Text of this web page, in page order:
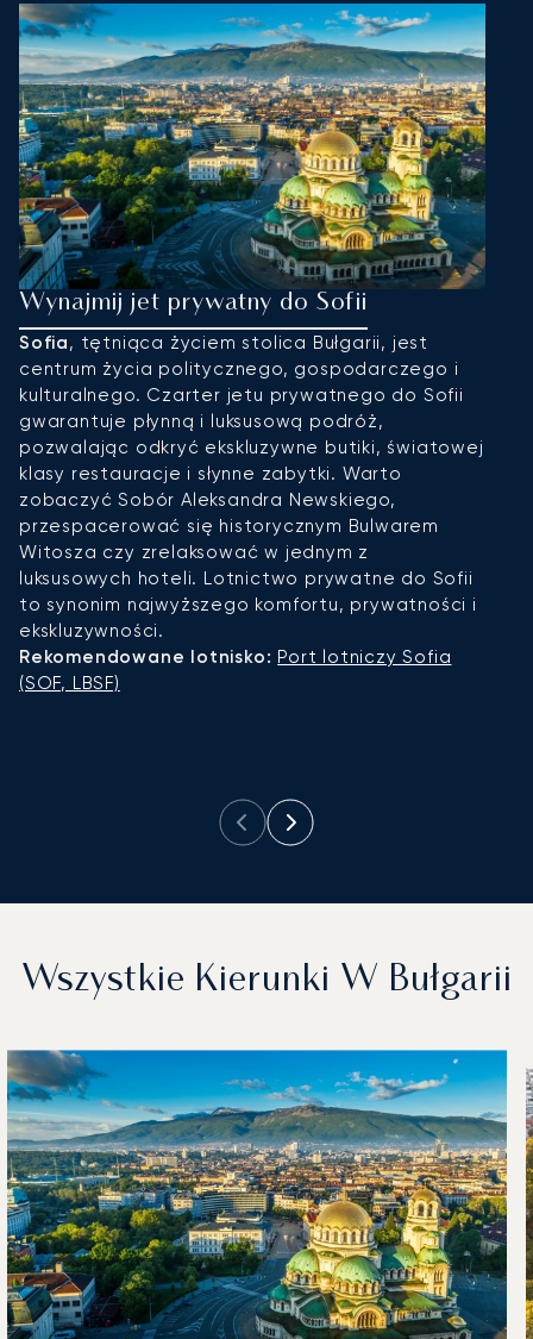
Wynajmij jet prywatny do Sofii
Sofia, tętniąca życiem stolica Bułgarii, jest
centrum życia politycznego, gospodarczego i
kulturalnego. Czarter jetu prywatnego do Sofii
gwarantuje płynną i luksusową podróż,
pozwalając odkryć ekskluzywne butiki, światowej
klasy restauracje i słynne zabytki. Warto
zobaczyć Sobór Aleksandra Newskiego,
przespacerować się historycznym Bulwarem
Witosza czy zrelaksować w jednym z
luksusowych hoteli. Lotnictwo prywatne do Sofii
to synonim najwyższego komfortu, prywatności i
ekskluzywności.
Rekomendowane lotnisko: Port lotniczy Sofia
(SOF, LBSF)
Wszystkie Kierunki W Bułgarii